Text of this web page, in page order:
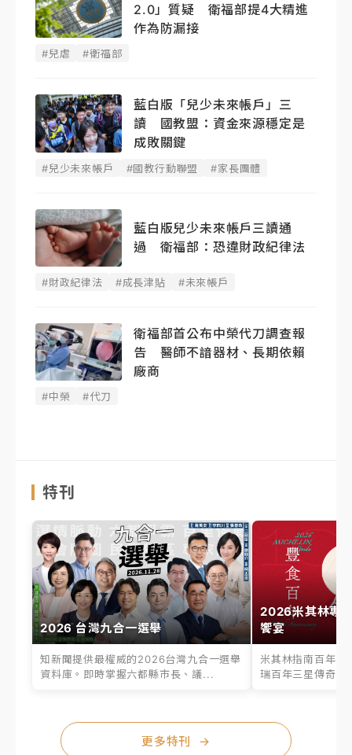
2.0」質疑 衛福部提4大精進
作為防漏接
#兒虐 #衛福部
藍白版「兒少未來帳戶」三
讀 國教盟：資金來源穩定是
成敗關鍵
#兒少未來帳戶 #國教行動聯盟 #家長團體
藍白版兒少未來帳戶三讀通
過 衛福部：恐違財政紀律法
#財政紀律法 #成長津貼 #未來帳戶
衛福部首公布中榮代刀調查報
告 醫師不諳器材、長期依賴
廠商
#中榮 #代刀
特刊
2026 台灣九合一選舉
知新聞提供最權威的2026台灣九合一選舉
資料庫。即時掌握六都縣市長、議...
2026米其林專
饗宴
米其林指南百年之
瑞百年三星傳奇、
更多特刊 →